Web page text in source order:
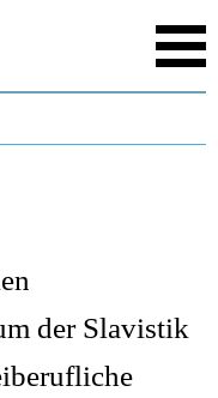
der Slavistik